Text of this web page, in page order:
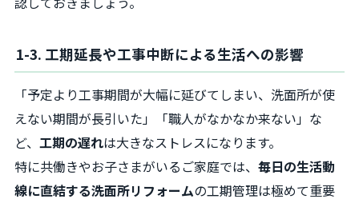
1-3. 工期延長や工事中断による生活への影響
「予定より工事期間が大幅に延びてしまい、洗面所が使
えない期間が長引いた」「職人がなかなか来ない」な
ど、 工期の遅れは大きなストレスになります。
特に共働きやお子さまがいるご家庭では、 毎日の生活動
線に直結する洗面所リフォームの工期管理は極めて重要